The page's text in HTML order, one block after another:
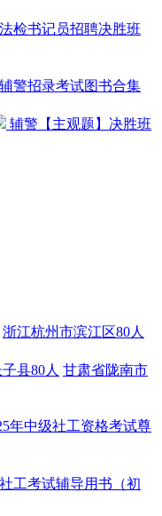
检书记员招聘决胜班
辅警招录考试图书合集
辅警【主观题】决胜班
浙江杭州市滨江区80人
县80人 甘肃省陇南市
年中级社工资格考试尊
社工考试辅导用书（初